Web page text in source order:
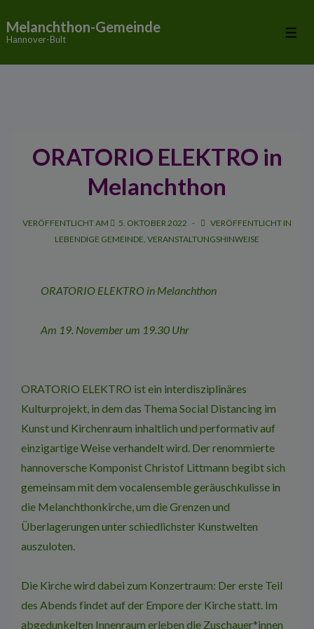
Zum
Melanchthon-Gemeinde
Hannover-Bult
ORATORIO ELEKTRO in
Melanchthon
VERÖFFENTLICHT AM 5. OKTOBER 2022
VERÖFFENTLICHT IN
LEBENDIGE GEMEINDE, VERANSTALTUNGSHINWEISE
ORATORIO ELEKTRO in Melanchthon
Am 19. November um 19.30 Uhr
ORATORIO ELEKTRO ist ein interdisziplinäres
Kulturprojekt, in dem das Thema Social Di­stancing im
Kunst­ und Kirchenraum inhalt­lich und performativ auf
einzigartige Weise verhandelt wird. Der renommierte
hanno­versche Komponist Christof Littmann begibt sich
gemeinsam mit dem vocalensemble ge­räuschkulisse in
die Melanchthonkirche, um die Grenzen und
Überlagerungen unter­ schiedlichster Kunstwelten
auszuloten.
Die Kirche wird dabei zum Konzertraum: Der erste Teil
des Abends findet auf der Empore der Kirche statt. Im
abgedunkelten Innen­raum erleben die Zuschauer*innen